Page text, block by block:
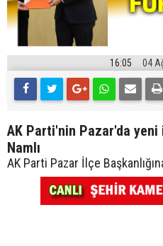
16:05 04
AK Parti'nin Pazar'da yeni
Namlı
AK Parti Pazar İlçe